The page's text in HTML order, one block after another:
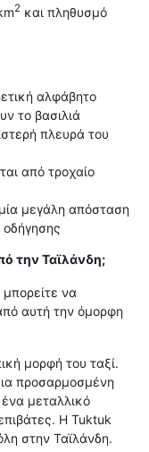
2 και πληθυσμό
αλφάβητο
το βασιλιά
πλευρά του
από τροχαίο
μεγάλη απόσταση
την Ταϊλάνδη;
να
αυτή την όμορφη
μορφή του ταξί.
προσαρμοσμένη
ένα μεταλλικό
Η Tuktuk
στην Ταϊλάνδη.